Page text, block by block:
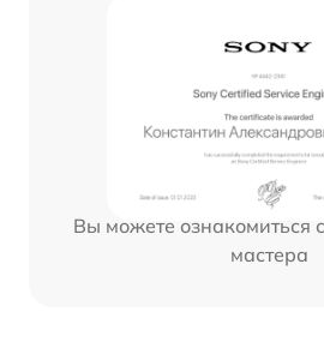
Вы можете ознакомиться
мастера